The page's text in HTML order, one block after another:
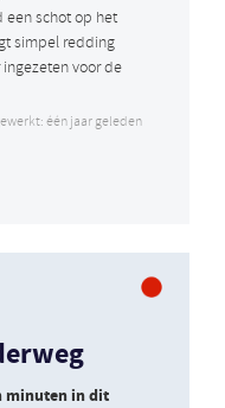
een schot op het
simpel redding
voor de
één jaar geleden
minuten in dit